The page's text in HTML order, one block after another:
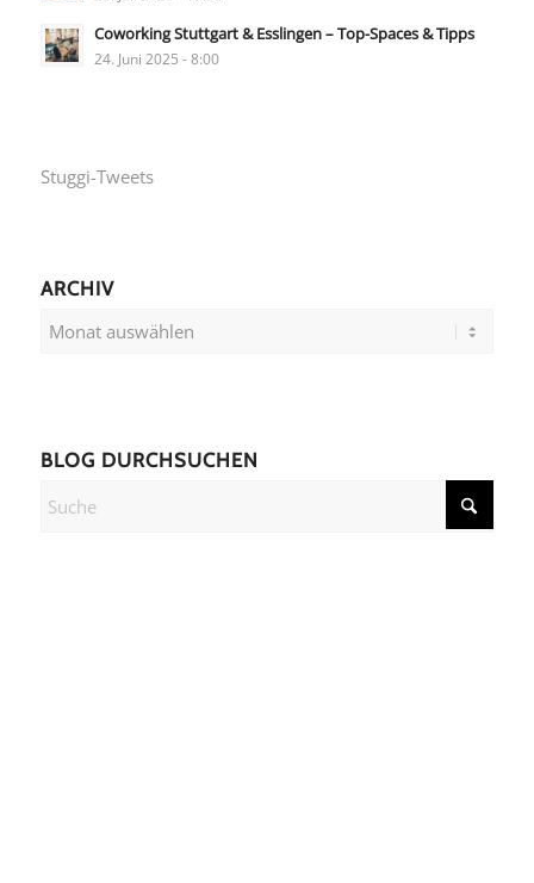
Coworking Stuttgart & Esslingen – Top-Spaces & Tipps
24. Juni 2025 - 8:00
Stuggi-Tweets
ARCHIV
BLOG DURCHSUCHEN